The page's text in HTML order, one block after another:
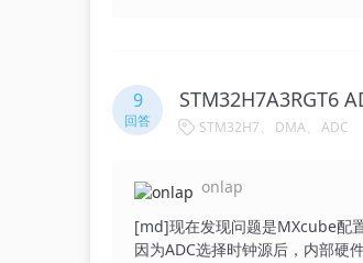
9
回答
STM32H7A3RGT6
STM32H7 DMA ADC
onlap
[md]现在发现问题是MXcube配
因为ADC选择时钟源后，内部硬